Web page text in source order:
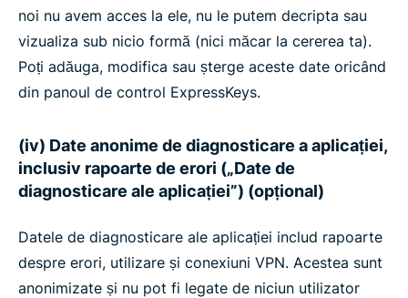
noi nu avem acces la ele, nu le putem decripta sau
vizualiza sub nicio formă (nici măcar la cererea ta).
Poți adăuga, modifica sau șterge aceste date oricând
din panoul de control ExpressKeys.
(iv) Date anonime de diagnosticare a aplicației,
inclusiv rapoarte de erori („Date de
diagnosticare ale aplicației”) (opțional)
Datele de diagnosticare ale aplicației includ rapoarte
despre erori, utilizare și conexiuni VPN. Acestea sunt
anonimizate și nu pot fi legate de niciun utilizator